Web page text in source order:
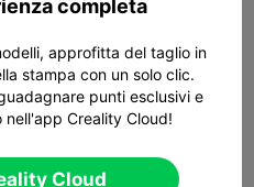
completa
approfitta del taglio in
stampa con un solo clic.
punti esclusivi e
Creality Cloud!
Cloud